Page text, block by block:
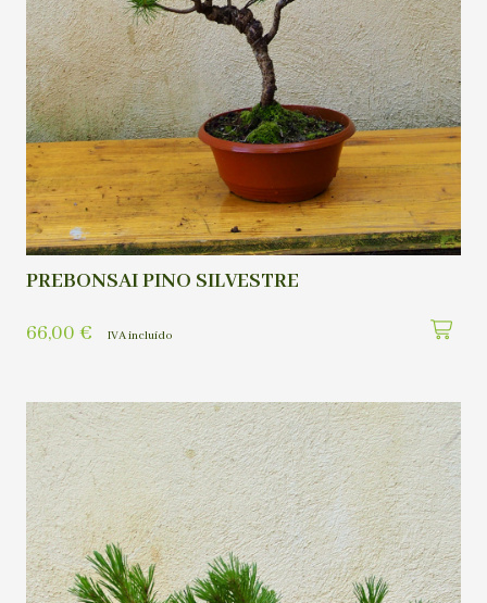
PREBONSAI PINO SILVESTRE
66,00 € IVA incluído